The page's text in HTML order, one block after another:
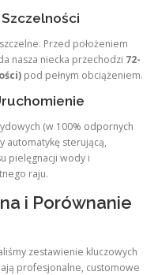
Przed położeniem
nasza niecka przechodzi 72-
pod pełnym obciążeniem.
(w 100% odpornych
automatykę sterującą,
pielęgnacji wody i
raju.
i Porównanie
zestawienie kluczowych
profesjonalne, customowe